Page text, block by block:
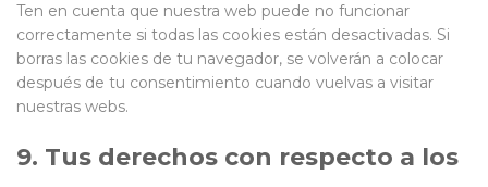
Ten en cuenta que nuestra web puede no funcionar
correctamente si todas las cookies están desactivadas. Si
borras las cookies de tu navegador, se volverán a colocar
después de tu consentimiento cuando vuelvas a visitar
nuestras webs.
9. Tus derechos con respecto a los